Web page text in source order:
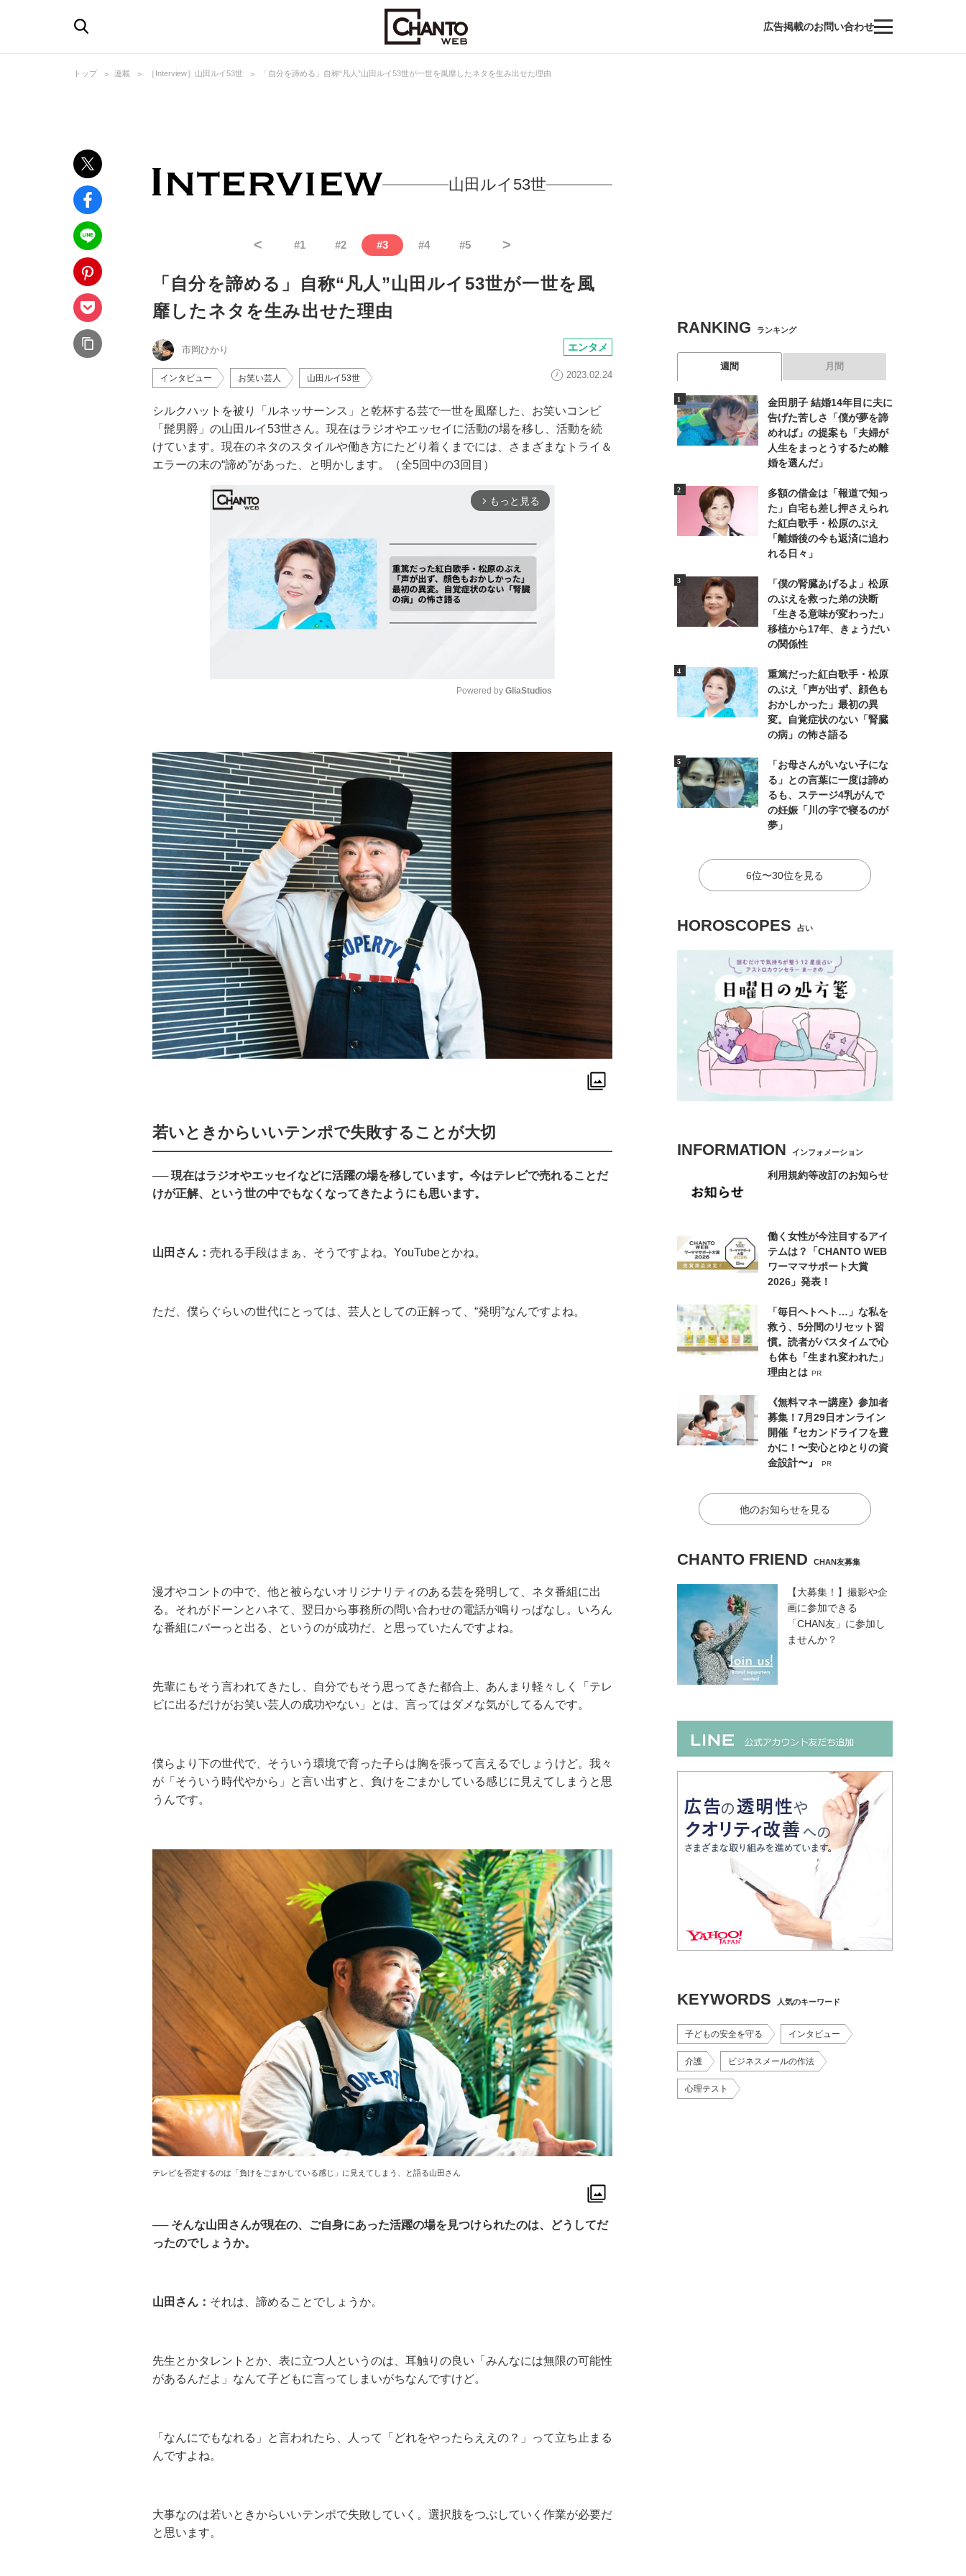
広告掲載のお問い合わせ
トップ 連載 ［Interview］山田ルイ53世 「自分を諦める」自称“凡人”山田ルイ53世が一世を風靡したネタを生み出せた理由
山田ルイ53世
< #1 #2 #3 #4 #5 >
「自分を諦める」自称“凡人”山田ルイ53世が一世を風
靡したネタを生み出せた理由
市岡ひかり エンタメ
インタビュー お笑い芸人 山田ルイ53世 2023.02.24
シルクハットを被り「ルネッサーンス」と乾杯する芸で一世を風靡した、お笑いコンビ
「髭男爵」の山田ルイ53世さん。現在はラジオやエッセイに活動の場を移し、活動を続
けています。現在のネタのスタイルや働き方にたどり着くまでには、さまざまなトライ＆
エラーの末の“諦め”があった、と明かします。（全5回中の3回目）
arrow_forward_ios もっと見る
Powered by GliaStudios
若いときからいいテンポで失敗することが大切
── 現在はラジオやエッセイなどに活躍の場を移しています。今はテレビで売れることだ
けが正解、という世の中でもなくなってきたようにも思います。
山田さん： 売れる手段はまぁ、そうですよね。YouTubeとかね。
ただ、僕らぐらいの世代にとっては、芸人としての正解って、“発明”なんですよね。
漫才やコントの中で、他と被らないオリジナリティのある芸を発明して、ネタ番組に出
る。それがドーンとハネて、翌日から事務所の問い合わせの電話が鳴りっぱなし。いろん
な番組にバーっと出る、というのが成功だ、と思っていたんですよね。
先輩にもそう言われてきたし、自分でもそう思ってきた都合上、あんまり軽々しく「テレ
ビに出るだけがお笑い芸人の成功やない」とは、言ってはダメな気がしてるんです。
僕らより下の世代で、そういう環境で育った子らは胸を張って言えるでしょうけど。我々
が「そういう時代やから」と言い出すと、負けをごまかしている感じに見えてしまうと思
うんです。
テレビを否定するのは「負けをごまかしている感じ」に見えてしまう、と語る山田さん
── そんな山田さんが現在の、ご自身にあった活躍の場を見つけられたのは、どうしてだ
ったのでしょうか。
山田さん： それは、諦めることでしょうか。
先生とかタレントとか、表に立つ人というのは、耳触りの良い「みんなには無限の可能性
があるんだよ」なんて子どもに言ってしまいがちなんですけど。
「なんにでもなれる」と言われたら、人って「どれをやったらええの？」って立ち止まる
んですよね。
大事なのは若いときからいいテンポで失敗していく。選択肢をつぶしていく作業が必要だ
と思います。
RANKING ランキング
週間 月間
金田朋子 結婚14年目に夫に
告げた苦しさ「僕が夢を諦
めれば」の提案も「夫婦が
人生をまっとうするため離
婚を選んだ」
多額の借金は「報道で知っ
た」自宅も差し押さえられ
た紅白歌手・松原のぶえ
「離婚後の今も返済に追わ
れる日々」
「僕の腎臓あげるよ」松原
のぶえを救った弟の決断
「生きる意味が変わった」
移植から17年、きょうだい
の関係性
重篤だった紅白歌手・松原
のぶえ「声が出ず、顔色も
おかしかった」最初の異
変。自覚症状のない「腎臓
の病」の怖さ語る
「お母さんがいない子にな
る」との言葉に一度は諦め
るも、ステージ4乳がんで
の妊娠「川の字で寝るのが
夢」
6位〜30位を見る
HOROSCOPES 占い
INFORMATION インフォメーション
利用規約等改訂のお知らせ
働く女性が今注目するアイ
テムは？「CHANTO WEB
ワーママサポート大賞
2026」発表！
「毎日ヘトヘト…」な私を
救う、5分間のリセット習
慣。読者がバスタイムで心
も体も「生まれ変われた」
理由とは PR
《無料マネー講座》参加者
募集！7月29日オンライン
開催『セカンドライフを豊
かに！〜安心とゆとりの資
金設計〜』
PR
他のお知らせを見る
CHANTO FRIEND CHAN友募集
【大募集！】撮影や企
画に参加できる
「CHAN友」に参加し
ませんか？
KEYWORDS 人気のキーワード
子どもの安全を守る インタビュー
介護 ビジネスメールの作法
心理テスト